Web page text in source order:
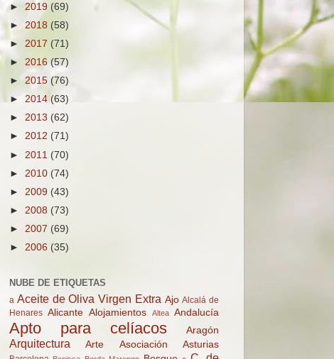
► 2019 (69)
► 2018 (58)
► 2017 (71)
► 2016(57)
► 2015 (76)
► 2014 (63)
► 2013 (62)
► 2012 (71)
► 2011 (70)
► 2010 (74)
► 2009 (43)
► 2008 (73)
► 2007 (69)
► 2006 (35)
NUBE DE ETIQUETAS
a Aceite de Oliva Virgen Extra Ajo Alcalá de
Henares Alicante Alojamientos Altea Andalucía
Apto para celíacos Aragón
Arquitectura Arte Asociación Asturias